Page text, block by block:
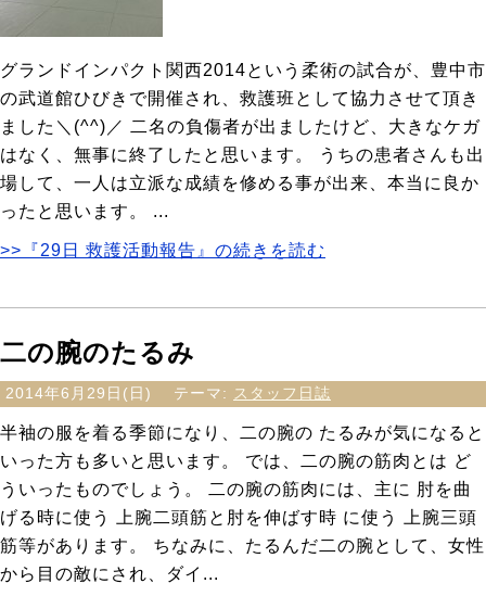
グランドインパクト関西2014という柔術の試合が、豊中市
の武道館ひびきで開催され、救護班として協力させて頂き
ました＼(^^)／ 二名の負傷者が出ましたけど、大きなケガ
はなく、無事に終了したと思います。 うちの患者さんも出
場して、一人は立派な成績を修める事が出来、本当に良か
ったと思います。 ...
>>『29日 救護活動報告』の続きを読む
二の腕のたるみ
2014年6月29日(日) テーマ: スタッフ日誌
半袖の服を着る季節になり、二の腕の たるみが気になると
いった方も多いと思います。 では、二の腕の筋肉とは ど
ういったものでしょう。 二の腕の筋肉には、主に 肘を曲
げる時に使う 上腕二頭筋と肘を伸ばす時 に使う 上腕三頭
筋等があります。 ちなみに、たるんだ二の腕として、女性
から目の敵にされ、ダイ...